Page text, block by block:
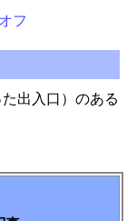
フ
出入口）のある